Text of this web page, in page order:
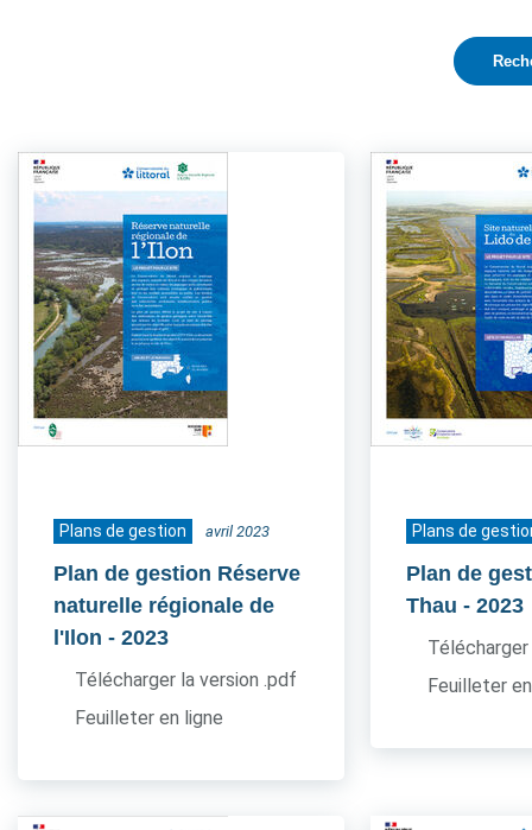
Plans de gestion avril 2023
Plan de gestion Réserve
naturelle régionale de
l'Ilon - 2023
Télécharger la version .pdf
Feuilleter en ligne
Plans de
Plan de
Thau - 2023
Feuilleter